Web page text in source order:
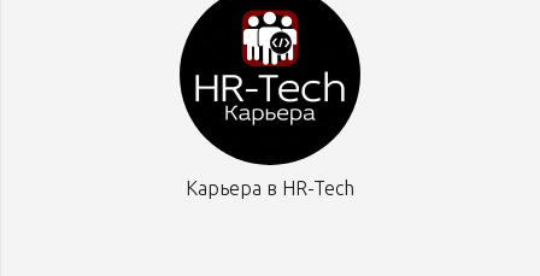
Карьера в HR-Tech